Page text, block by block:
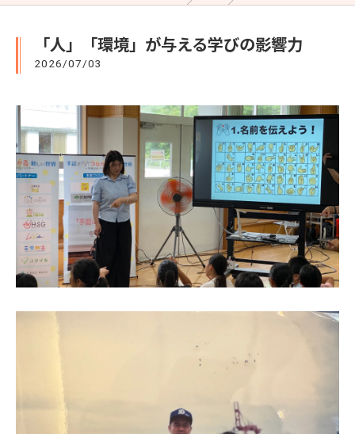
「人」「環境」が与える学びの影響力
2026/07/03